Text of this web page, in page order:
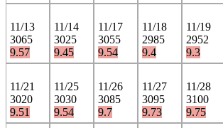
11/13
3065
9.57
11/14
3025
9.45
11/17
3055
9.54
11/18
2985
9.4
11/19
2952
9.3
11/21
3020
9.51
11/25
3030
9.54
11/26
3085
9.7
11/27
3095
9.73
11/28
3100
9.75